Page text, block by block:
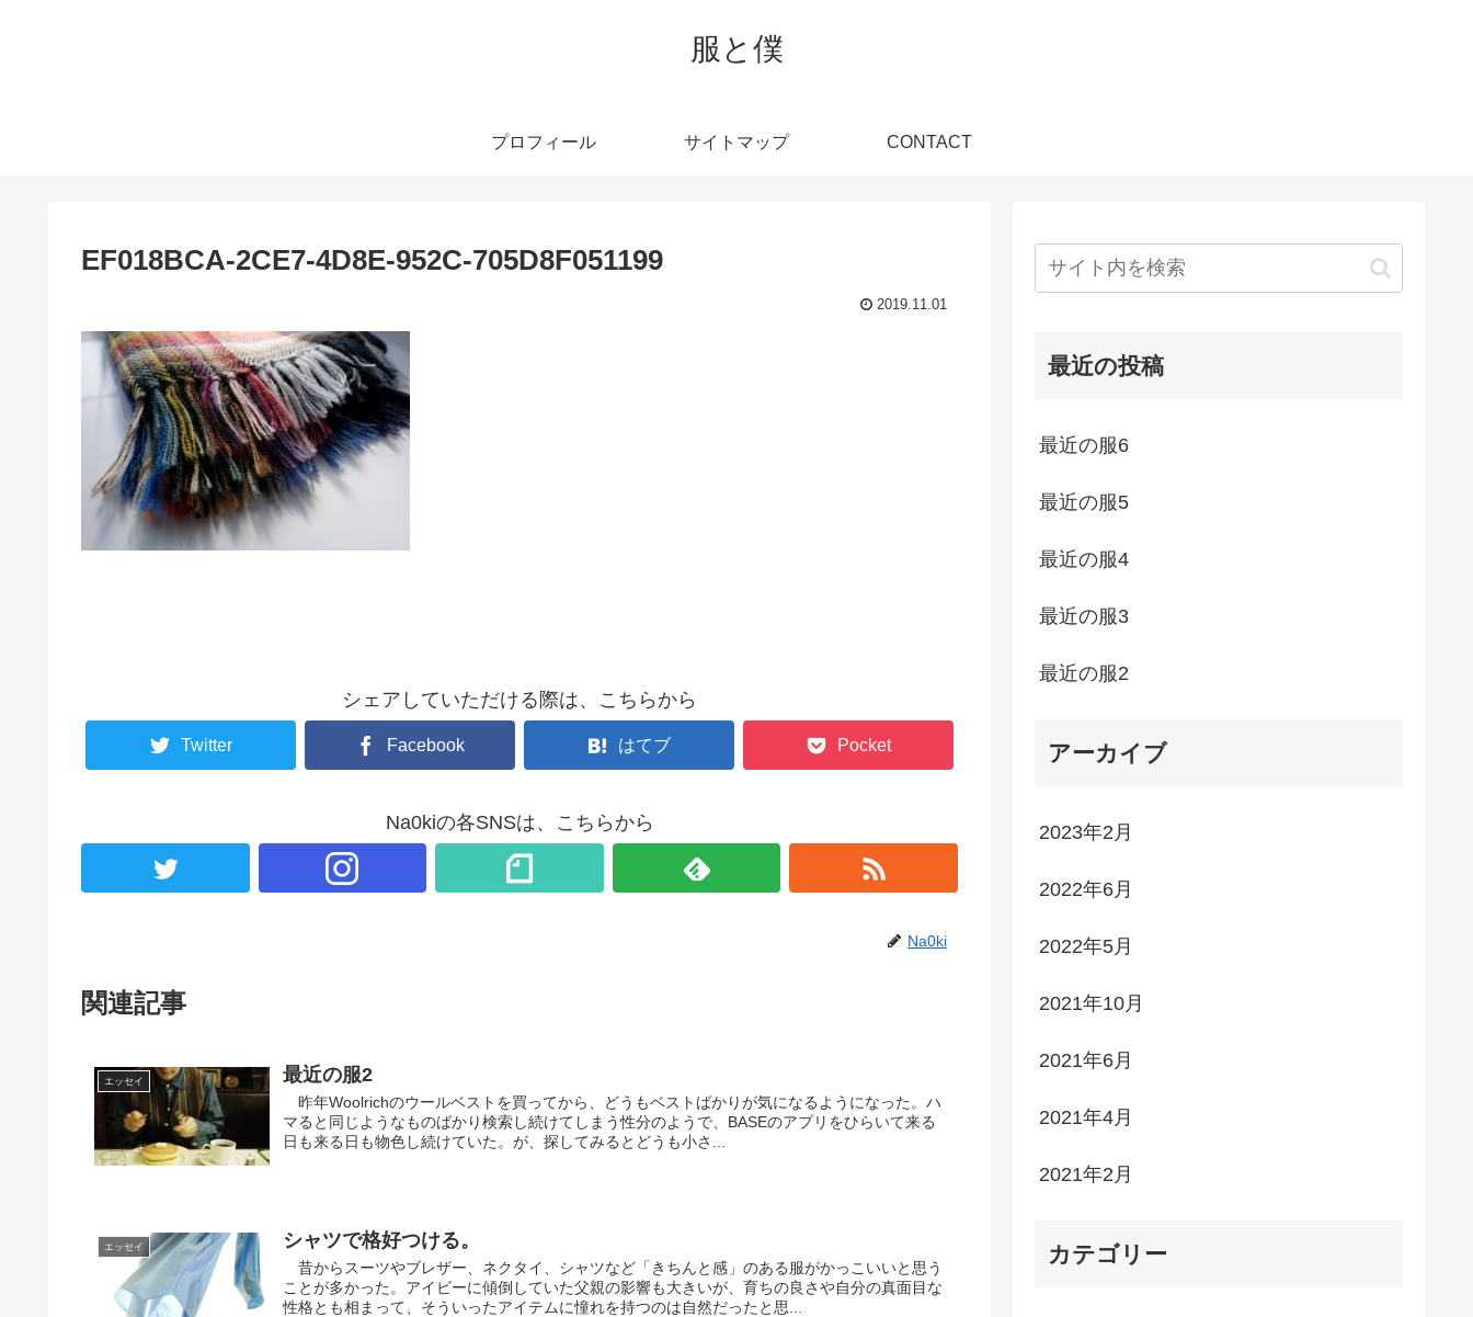
服と僕
プロフィール サイトマップ CONTACT
EF018BCA-2CE7-4D8E-952C-705D8F051199
2019.11.01
シェアしていただける際は、こちらから
Twitter Facebook はてブ Pocket
Na0kiの各SNSは、こちらから
Na0ki
関連記事
エッセイ 最近の服2
昨年Woolrichのウールベストを買ってから、どうもベストばかりが気になるようになった。ハ
マると同じようなものばかり検索し続けてしまう性分のようで、BASEのアプリをひらいて来る
日も来る日も物色し続けていた。が、探してみるとどうも小さ...
エッセイ シャツで格好つける。
昔からスーツやブレザー、ネクタイ、シャツなど「きちんと感」のある服がかっこいいと思う
ことが多かった。アイビーに傾倒していた父親の影響も大きいが、育ちの良さや自分の真面目な
性格とも相まって、そういったアイテムに憧れを持つのは自然だったと思...
最近の投稿
最近の服6
最近の服5
最近の服4
最近の服3
最近の服2
アーカイブ
2023年2月
2022年6月
2022年5月
2021年10月
2021年6月
2021年4月
2021年2月
カテゴリー